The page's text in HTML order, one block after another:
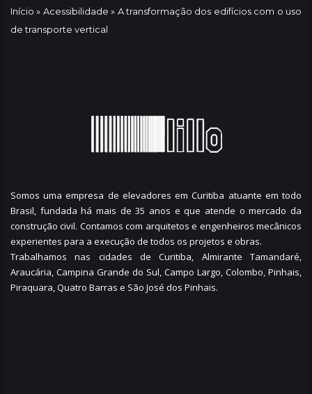
Início » Acessibilidade » A transformação dos edifícios com o uso
de transporte vertical
Somos uma empresa de elevadores em Curitiba atuante em todo
Brasil, fundada há mais de 35 anos e que atende o mercado da
construção civil. Contamos com arquitetos e engenheiros mecânicos
experientes para a execução de todos os projetos e obras.
Trabalhamos nas cidades de Curitiba, Almirante Tamandaré,
Araucária, Campina Grande do Sul, Campo Largo, Colombo, Pinhais,
Piraquara,Quatro Barras e São José dos Pinhais.